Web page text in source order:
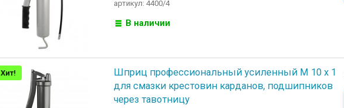
артикул: 4400/4
В наличии
Хит!
Шприц профессиональный усиленный M 10 x 1
для смазки крестовин карданов, подшипников
через тавотницу